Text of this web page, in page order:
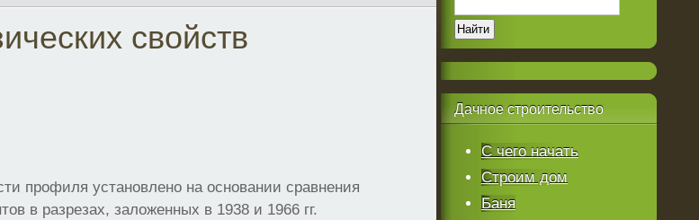
свойств
профиля установлено на основании сравнения
в разрезах, заложенных в 1938 и 1966 гг.
Дачноестроительство
С чего начать
Строим дом
Баня